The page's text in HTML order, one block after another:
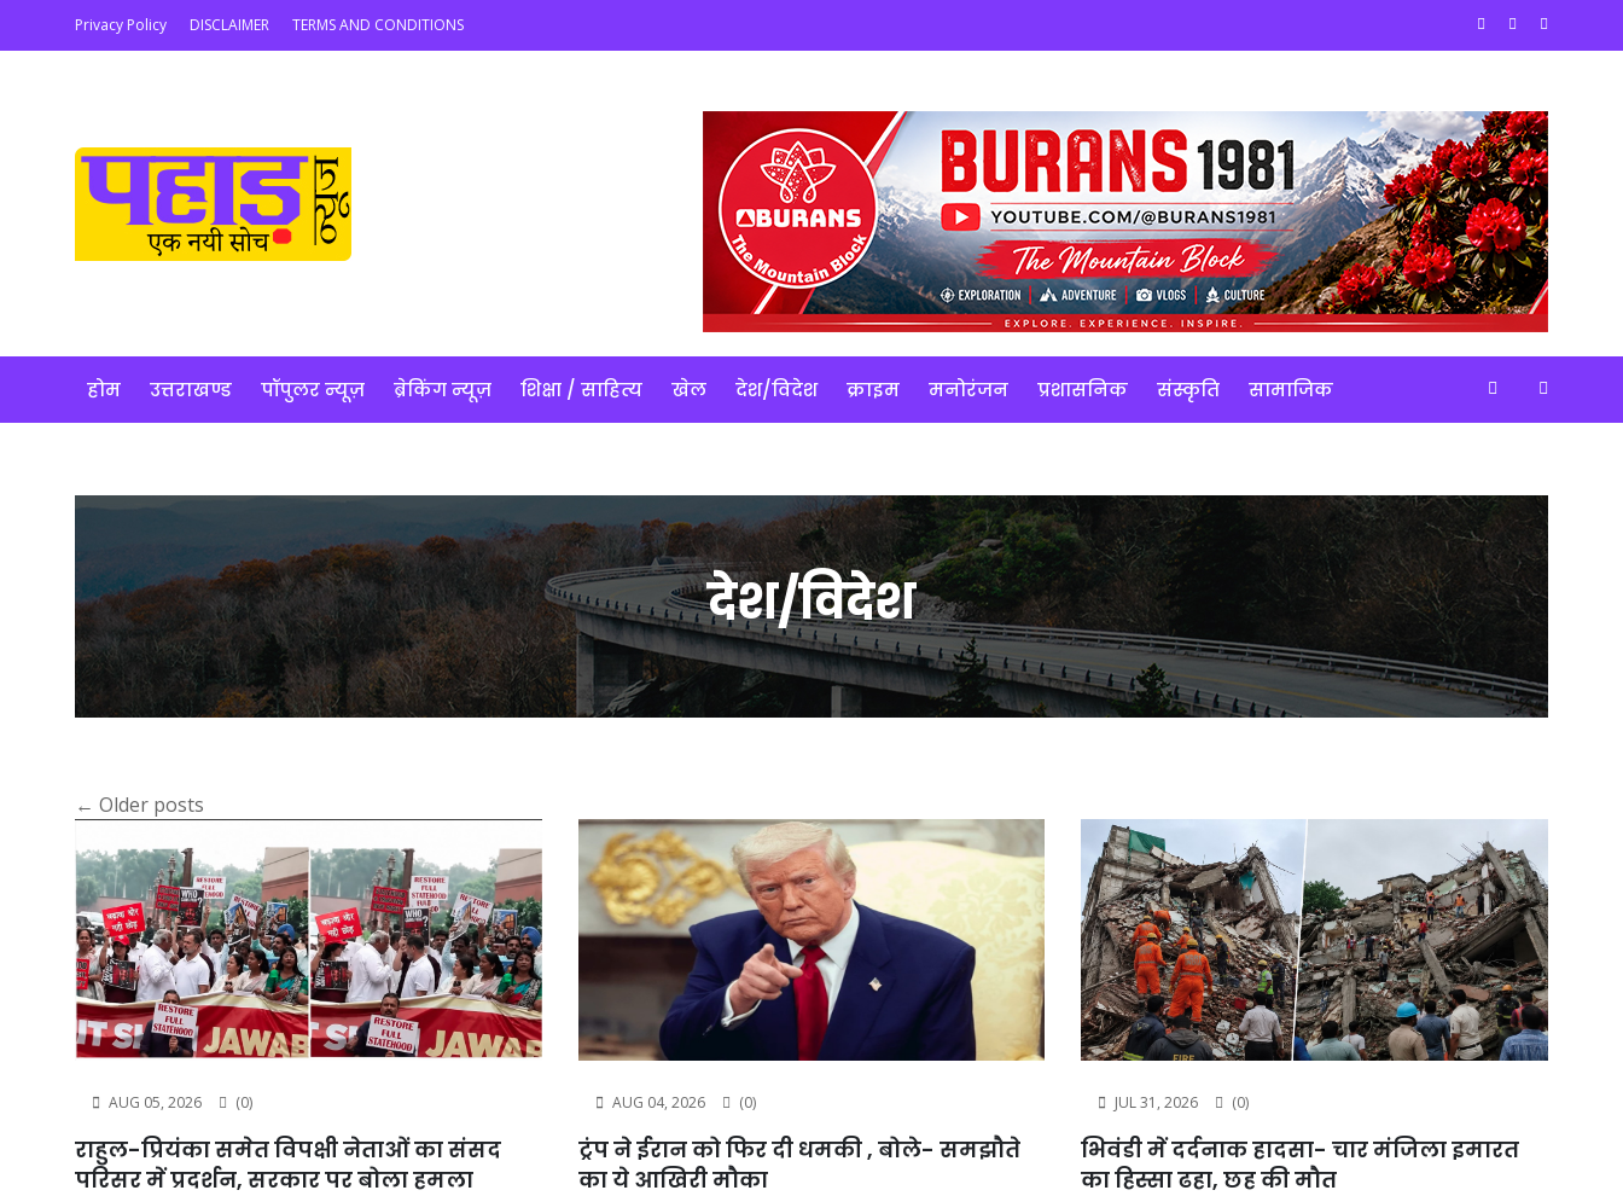
Privacy Policy DISCLAIMER TERMS AND CONDITIONS
होम उत्तराखण्ड पॉपुलर न्यूज़ ब्रेकिंग न्यूज़ शिक्षा / साहित्य खेल देश/विदेश क्राइम मनोरंजन प्रशासनिक संस्कृति सामाजिक
देश/विदेश
← Older posts
AUG 05, 2026 (0)
राहुल-प्रियंका समेत विपक्षी नेताओं का संसद
परिसर में प्रदर्शन, सरकार पर बोला हमला
AUG 04, 2026 (0)
ट्रंप ने ईरान को फिर दी धमकी , बोले- समझौते
का ये आखिरी मौका
JUL 31, 2026 (0)
भिवंडी में दर्दनाक हादसा- चार मंजिला इमारत
का हिस्सा ढहा, छह की मौत